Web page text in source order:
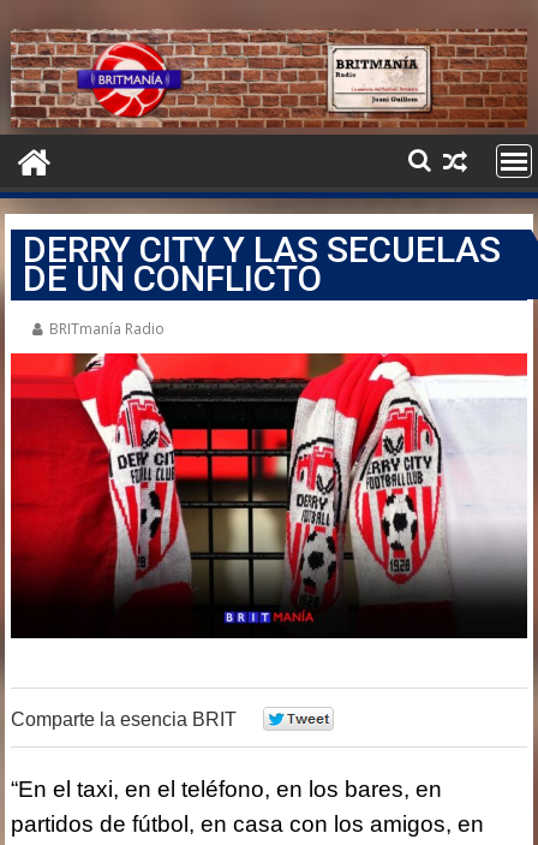
DERRY CITY Y LAS SECUELAS
DE UN CONFLICTO
BRITmanía Radio
Comparte la esencia BRIT
“En el taxi, en el teléfono, en los bares, en
partidos de fútbol, en casa con los amigos, en